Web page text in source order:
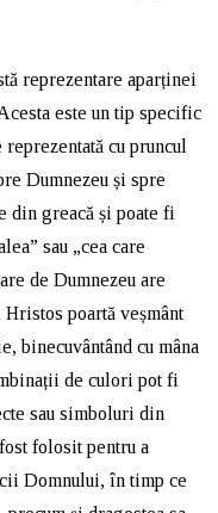
reprezentare aparținei
este un tip specific
cu pruncul
Dumnezeu și spre
din greacă și poate fi
sau „cea care
de Dumnezeu are
poartă veșmânt
binecuvântând cu mâna
de culori pot fi
sau simboluri din
folosit pentru a
Domnului, în timp ce